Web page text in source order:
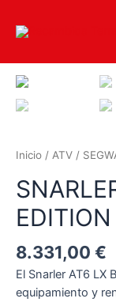
Inicio / ATV /
EDITION
8.331,00 €
El Snarler AT6 LX
equipamiento y